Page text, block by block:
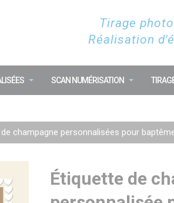
Tirage
Réalisation
SCAN NUMÉRISATION
champagne personnalisées pour
Étiquette de